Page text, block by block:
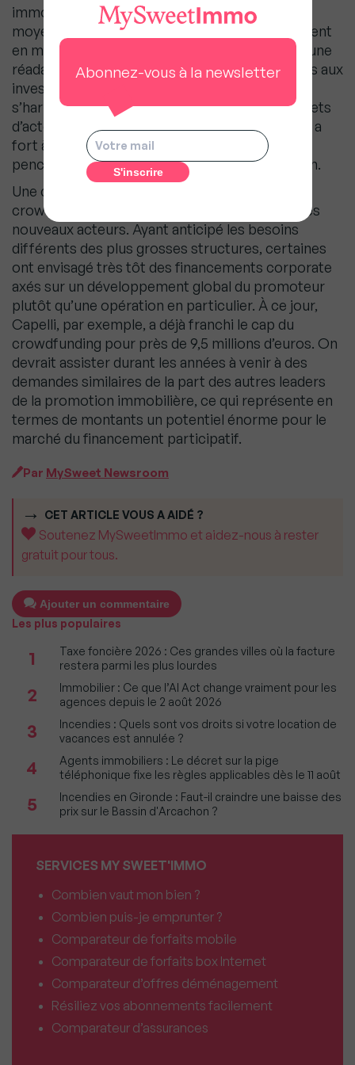
immobilier tel qu’il est encadré aujourd’hui. À
moyen terme, si les gros promoteurs investissent
en masse le marché, nous pourrons assister à une
réadaptation des taux de rendements proposés aux
investisseurs. Si la norme vient à l’avenir à
s’harmoniser entre 5 et 7 % pour certains projets
d’acteurs nationalement connus et réputés, il y a
fort à parier que les promoteurs du top 10 se
pencheront sur cette solution de diversification.
Une chose est sûre, les plateformes de
crowdfunding sont prêtes à composer avec ces
nouveaux acteurs. Ayant anticipé les besoins
différents des plus grosses structures, certaines
ont envisagé très tôt des financements corporate
axés sur un développement global du promoteur
plutôt qu’une opération en particulier. À ce jour,
Capelli, par exemple, a déjà franchi le cap du
crowdfunding pour près de 9,5 millions d’euros. On
devrait assister durant les années à venir à des
demandes similaires de la part des autres leaders
de la promotion immobilière, ce qui représente en
termes de montants un potentiel énorme pour le
marché du financement participatif.
Par MySweet Newsroom
CET ARTICLE VOUS A AIDÉ ?
Soutenez MySweetImmo et aidez-nous à rester
gratuit pour tous.
Ajouter un commentaire
Les plus populaires
1
Taxe foncière 2026 : Ces grandes villes où la facture
restera parmi les plus lourdes
2
Immobilier : Ce que l’AI Act change vraiment pour les
agences depuis le 2 août 2026
3
Incendies : Quels sont vos droits si votre location de
vacances est annulée ?
4
Agents immobiliers : Le décret sur la pige
téléphonique fixe les règles applicables dès le 11 août
5
Incendies en Gironde : Faut-il craindre une baisse des
prix sur le Bassin d'Arcachon ?
SERVICES MY SWEET'IMMO
Combien vaut mon bien ?
Combien puis-je emprunter ?
Comparateur de forfaits mobile
Comparateur de forfaits box Internet
Comparateur d’offres déménagement
Résiliez vos abonnements facilement
Comparateur d’assurances
Abonnez-vous à la newsletter